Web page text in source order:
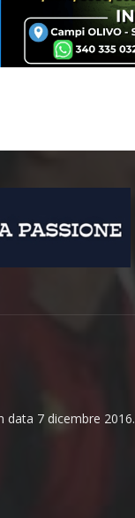
data 7 dicembre 2016.